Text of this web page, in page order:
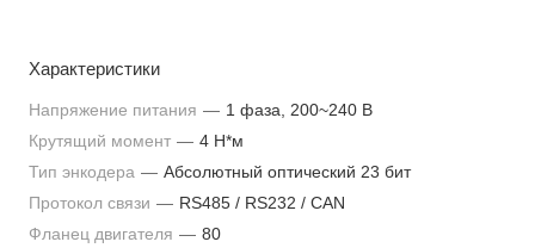
Характеристики
Напряжение питания — 1 фаза, 200~240 В
Крутящий момент — 4 Н*м
Тип энкодера — Абсолютный оптический 23 бит
Протокол связи — RS485 / RS232 / CAN
Фланец двигателя — 80